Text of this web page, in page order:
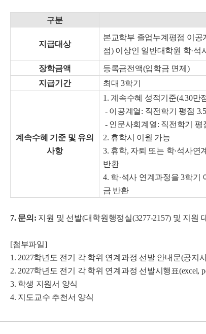
구분
지급대상
본교학부 졸업누계평점 이공
점) 이상인 일반대학원 학·석
장학금액 등록금전액(입학금 면제)
지급기간
최대 3학기
계속수혜 기준 및 유의
사항
1. 계속수혜 성적기준(4.30만
- 이공계열: 직전학기 평점
- 인문사회계열: 직전학기 평
2. 휴학시 이월 가능
3. 휴학, 자퇴 또는 학·석사
반환
4. 학·석사 연계과정을 3학
금 반환
7. 문의: 지원 및 선발(대학원행정실(3277-2157) 및 지원
[첨부파일]
1. 2027학년도 전기 각 학위 연계과정 선발 안내문(공지
2. 2027학년도 전기 각 학위 연계과정 선발시행표(excel,
3. 학생 지원서 양식
4. 지도교수 추천서 양식